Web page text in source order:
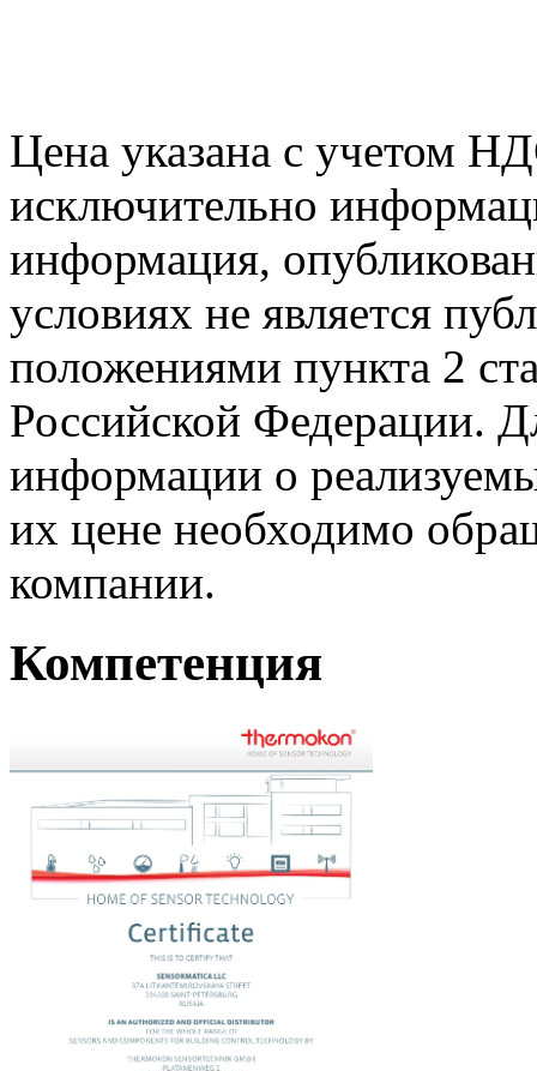
Цена указана с учетом
исключительно
информация,
условиях не является
положениями пункта 2
Российской Федерации.
информации о
их цене необходимо
компании.
Компетенция